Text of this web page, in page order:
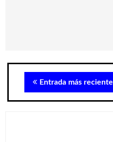
Entrada más reciente